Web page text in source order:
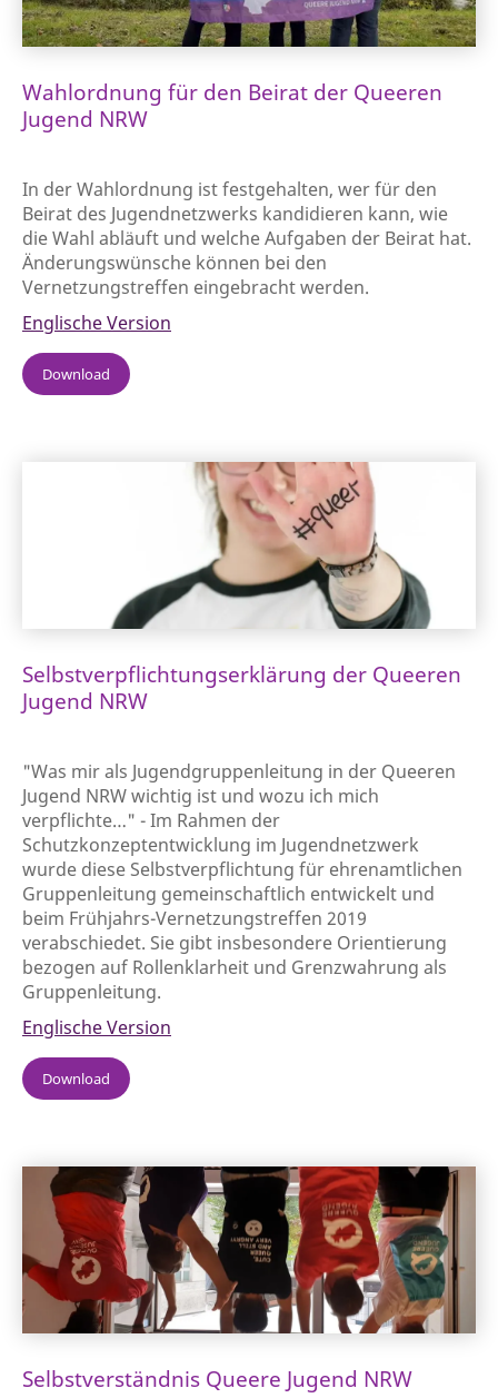
Wahlordnung für den Beirat der Queeren
Jugend NRW
In der Wahlordnung ist festgehalten, wer für den
Beirat des Jugendnetzwerks kandidieren kann, wie
die Wahl abläuft und welche Aufgaben der Beirat hat.
Änderungswünsche können bei den
Vernetzungstreffen eingebracht werden.
Englische Version
Download
Selbstverpflichtungserklärung der Queeren
Jugend NRW
"Was mir als Jugendgruppenleitung in der Queeren
Jugend NRW wichtig ist und wozu ich mich
verpflichte…" - Im Rahmen der
Schutzkonzeptentwicklung im Jugendnetzwerk
wurde diese Selbstverpflichtung für ehrenamtlichen
Gruppenleitung gemeinschaftlich entwickelt und
beim Frühjahrs-Vernetzungstreffen 2019
verabschiedet. Sie gibt insbesondere Orientierung
bezogen auf Rollenklarheit und Grenzwahrung als
Gruppenleitung.
Englische Version
Download
Selbstverständnis Queere Jugend NRW